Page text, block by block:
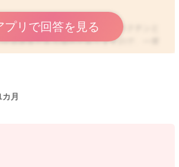
い理由に、母乳生成を促すプロラクチンと
分泌過多がある場合がありますので、一度
。
さるのをお勧めします。
。
プリで回答を見る
月